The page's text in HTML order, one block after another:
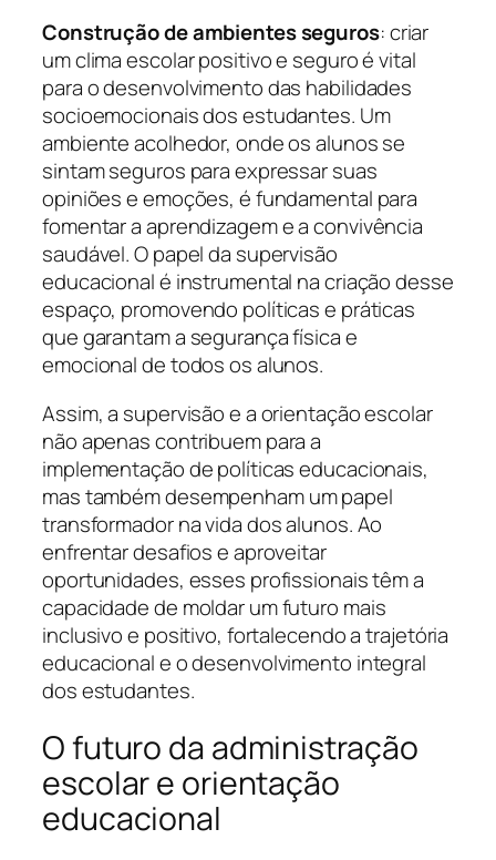
Construção de ambientes seguros: criar
um clima escolar positivo e seguro é vital
para o desenvolvimento das habilidades
socioemocionais dos estudantes. Um
ambiente acolhedor, onde os alunos se
sintam seguros para expressar suas
opiniões e emoções, é fundamental para
fomentar a aprendizagem e a convivência
saudável. O papel da supervisão
educacional é instrumental na criação desse
espaço, promovendo políticas e práticas
que garantam a segurança física e
emocional de todos os alunos.
Assim, a supervisão e a orientação escolar
não apenas contribuem para a
implementação de políticas educacionais,
mas também desempenham um papel
transformador na vida dos alunos. Ao
enfrentar desafios e aproveitar
oportunidades, esses profissionais têm a
capacidade de moldar um futuro mais
inclusivo e positivo, fortalecendo a trajetória
educacional e o desenvolvimento integral
dos estudantes.
O futuro da administração
escolar e orientação
educacional